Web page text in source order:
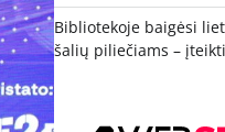
Bibliotekoje baigėsi
šalių piliečiams –